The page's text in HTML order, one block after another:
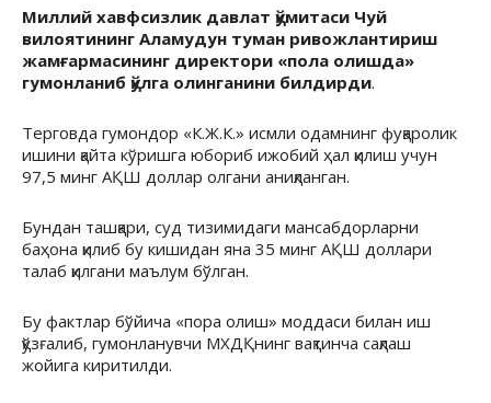
Миллий хавфсизлик давлат қўмитаси Чуй
вилоятининг Аламудун туман ривожлантириш
жамғармасининг директори «пола олишда»
гумонланиб қўлга олинганини билдирди.
Терговда гумондор «К.Ж.К.» исмли одамнинг фуқаролик
ишини қайта кўришга юбориб ижобий ҳал қилиш учун
97,5 минг АҚШ доллар олгани аниқланган.
Бундан ташқари, суд тизимидаги мансабдорларни
баҳона қилиб бу кишидан яна 35 минг АҚШ доллари
талаб қилгани маълум бўлган.
Бу фактлар бўйича «пора олиш» моддаси билан иш
қўзғалиб, гумонланувчи МХДҚнинг вақтинча сақлаш
жойига киритилди.